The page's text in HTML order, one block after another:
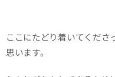
ここにたどり着いてくださ
思います。